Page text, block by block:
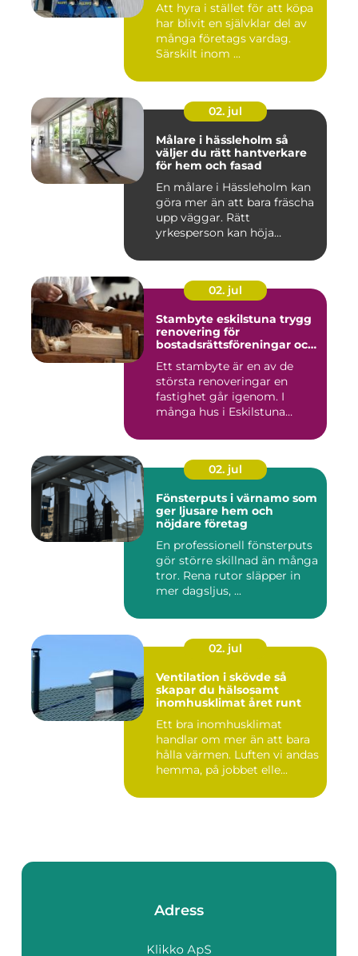
Att hyra i stället för att köpa
har blivit en självklar del av
många företags vardag.
Särskilt inom ...
02. jul
Målare i hässleholm så
väljer du rätt hantverkare
för hem och fasad
En målare i Hässleholm kan
göra mer än att bara fräscha
upp väggar. Rätt
yrkesperson kan höja
02. jul
Stambyte eskilstuna trygg
renovering för
bostadsrättsföreningar och
Ett stambyte är en av de
största renoveringar en
fastighet går igenom. I
många hus i Eskilstuna
02. jul
Fönsterputs i värnamo som
ger ljusare hem och
nöjdare företag
En professionell fönsterputs
gör större skillnad än många
tror. Rena rutor släpper in
mer dagsljus, ...
02. jul
Ventilation i skövde så
skapar du hälsosamt
inomhusklimat året runt
Ett bra inomhusklimat
handlar om mer än att bara
hålla värmen. Luften vi andas
hemma, på jobbet elle...
Adress